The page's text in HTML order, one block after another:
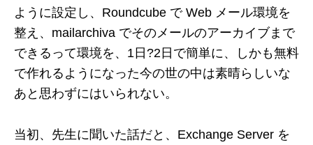
ように設定し、Roundcube で Web メール環境を
整え、mailarchiva でそのメールのアーカイブまで
できるって環境を、1日?2日で簡単に、しかも無料
で作れるようになった今の世の中は素晴らしいな
あと思わずにはいられない。
当初、先生に聞いた話だと、Exchange Server を